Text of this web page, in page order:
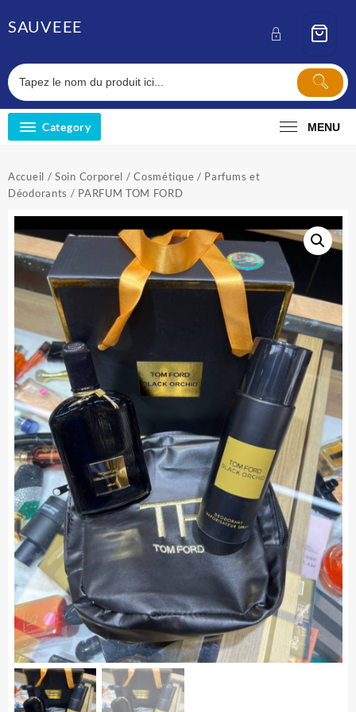
toSAUVEEE
Category MENU
Accueil /Soin Corporel /Cosmétique / Parfums et
Déodorants / PARFUM TOM FORD